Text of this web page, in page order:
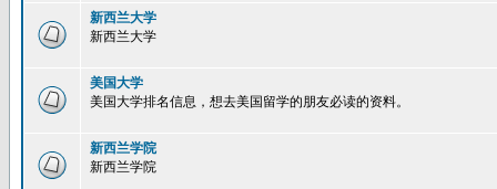
新西兰大学
新西兰大学
美国大学
美国大学排名信息，想去美国留学的朋友必读的资料。
新西兰学院
新西兰学院